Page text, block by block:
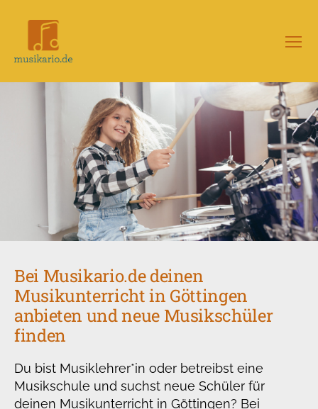
–
Portal
Musikunterricht
Bei Musikario.de deinen
Musikunterricht in Göttingen
anbieten und neue Musikschüler
finden
Du bist Musiklehrer*in oder betreibst eine
Musikschule und suchst neue Schüler für
deinen Musikunterricht in Göttingen? Bei